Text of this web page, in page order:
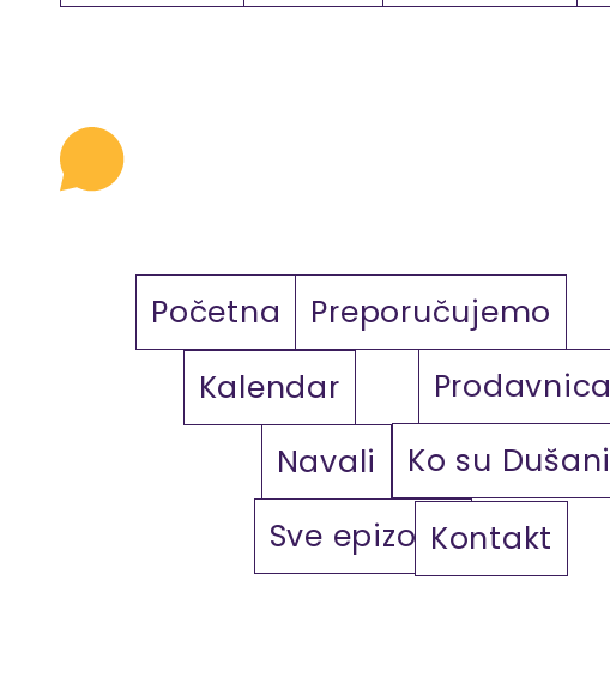
Početna
Preporučujemo
Kalendar
Prodavnica
Navali
Ko su Dušani
Sve epizodeKontakt